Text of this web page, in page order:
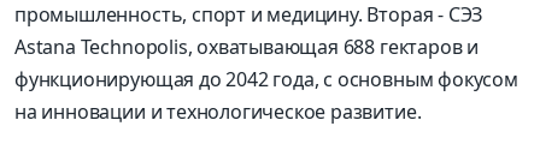
промышленность, спорт и медицину. Вторая - СЭЗ
Astana Technopolis, охватывающая 688 гектаров и
функционирующая до 2042 года, с основным фокусом
на инновации и технологическое развитие.